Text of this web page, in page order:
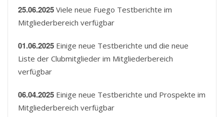
25.06.2025 Viele neue Fuego Testberichte im
Mitgliederbereich verfügbar
01.06.2025 Einige neue Testberichte und die neue
Liste der Clubmitglieder im Mitgliederbereich
verfügbar
06.04.2025 Einige neue Testberichte und Prospekte im
Mitgliederbereich verfügbar